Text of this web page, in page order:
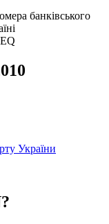
банківського
України